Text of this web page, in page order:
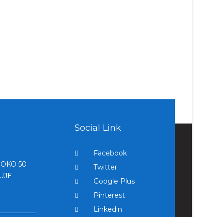
50
Social Link
Facebook
Twitter
Google Plus
Pinterest
Linkedin